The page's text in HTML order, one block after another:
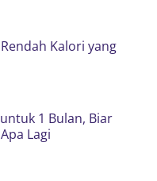
Kalori yang
1 Bulan, Biar
Lagi